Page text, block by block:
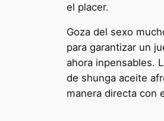
el placer.
Goza del sexo
para garantizar un
ahora inpensables.
de shunga aceite
manera directa con